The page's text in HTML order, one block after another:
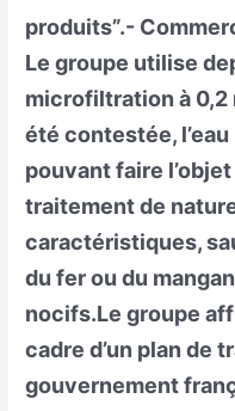
produits”.-
Le groupe utilise
microfiltration à 0,2
été contestée,
pouvant faire
traitement de
caractéristiques,
du fer ou du
nocifs.Le groupe
cadre d’un plan de
gouvernement